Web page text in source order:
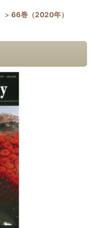
> 66巻（2020年）